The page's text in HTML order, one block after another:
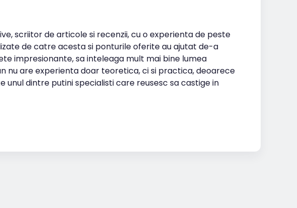
scriitor de articole si recenzii, cu o experienta de peste
de catre acesta si ponturile oferite au ajutat de-a
impresionante, sa inteleaga mult mai bine lumea
nu are experienta doar teoretica, ci si practica, deoarece
unul dintre putini specialisti care reusesc sa castige in